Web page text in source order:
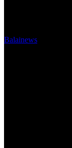
Balainews